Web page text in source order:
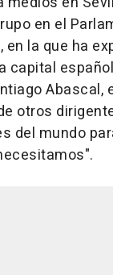
en el
en la que ha
capital
Abascal,
otros
del mundo